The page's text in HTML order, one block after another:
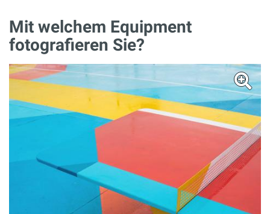
Mit welchem Equipment
fotografieren Sie?